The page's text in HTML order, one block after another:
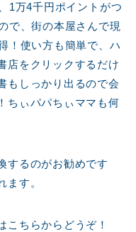
1万4千円ポイントがつ
で、街の本屋さんで現
！使い方も簡単で、ハ
店をクリックするだけ
もしっかり出るので会
ちぃパパちぃママも何
するのがお勧めです
ます。
こちらからどうぞ！